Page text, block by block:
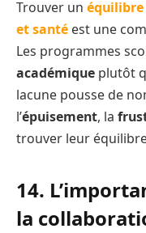
Trouver un
et santé est une
Les programmes
académique plutôt
lacune pousse de
l’épuisement, la
trouver leur
14.
la